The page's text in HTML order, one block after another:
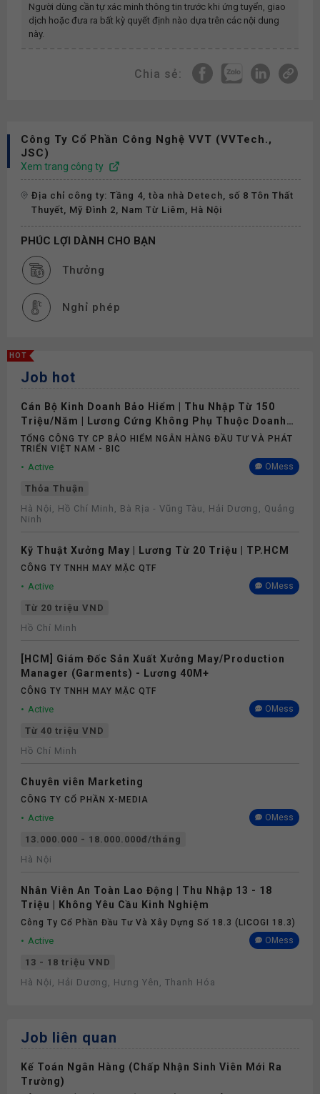
Người dùng cần tự xác minh thông tin trước khi ứng tuyển, giao
dịch hoặc đưa ra bất kỳ quyết định nào dựa trên các nội dung
này.
Chia sẻ:
Công Ty Cổ Phần Công Nghệ VVT (VVTech.,
JSC)
Xem trang công ty
Địa chỉ công ty: Tầng 4, tòa nhà Detech, số 8 Tôn Thất
Thuyết, Mỹ Đình 2, Nam Từ Liêm, Hà Nội
PHÚC LỢI DÀNH CHO BẠN
Thưởng
Nghỉ phép
HOT
Job hot
Cán Bộ Kinh Doanh Bảo Hiểm | Thu Nhập Từ 150
Triệu/Năm | Lương Cứng Không Phụ Thuộc Doanh
Số
TỔNG CÔNG TY CP BẢO HIỂM NGÂN HÀNG ĐẦU TƯ VÀ PHÁT
TRIỂN VIỆT NAM - BIC
Active OMess
Thỏa Thuận
Hà Nội, Hồ Chí Minh, Bà Rịa - Vũng Tàu, Hải Dương, Quảng
Ninh
Kỹ Thuật Xưởng May | Lương Từ 20 Triệu | TP.HCM
CÔNG TY TNHH MAY MẶC QTF
Active OMess
Từ 20 triệu VND
Hồ Chí Minh
[HCM] Giám Đốc Sản Xuất Xưởng May/Production
Manager (Garments) - Lương 40M+
CÔNG TY TNHH MAY MẶC QTF
Active OMess
Từ 40 triệu VND
Hồ Chí Minh
Chuyên viên Marketing
CÔNG TY CỔ PHẦN X-MEDIA
Active OMess
13.000.000 - 18.000.000đ/tháng
Hà Nội
Nhân Viên An Toàn Lao Động | Thu Nhập 13 - 18
Triệu | Không Yêu Cầu Kinh Nghiệm
Công Ty Cổ Phần Đầu Tư Và Xây Dựng Số 18.3 (LICOGI 18.3)
Active OMess
13 - 18 triệu VND
Hà Nội, Hải Dương, Hưng Yên, Thanh Hóa
Job liên quan
Kế Toán Ngân Hàng (Chấp Nhận Sinh Viên Mới Ra
Trường)